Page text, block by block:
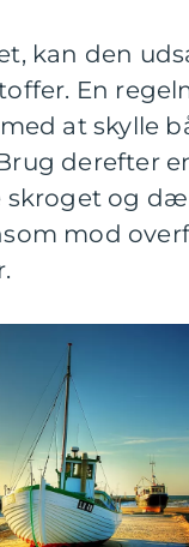
kan den
En
at skylle
derefter
skroget og
mod